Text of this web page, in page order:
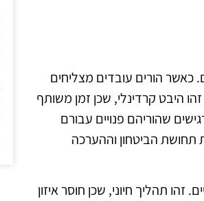
כאשר הורים עובדים מצליחים
היבט קרדינלי, שכן זמן משותף
שהוריהם פנויים עבורם
תחושת הביטחון וההערכה
זהו תהליך חיוני, שכן חוסר איזון